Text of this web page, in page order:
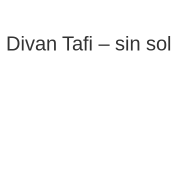
Divan Tafi – sin sol